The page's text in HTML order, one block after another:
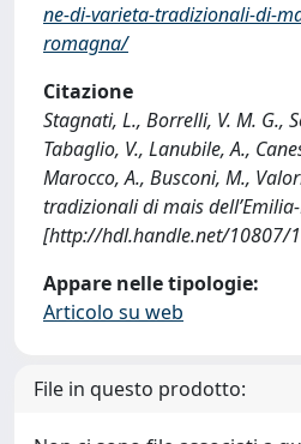
ne-di-varieta-tradizionali-di-
romagna/
Citazione
Stagnati, L., Borrelli, V. M. G.,
Tabaglio, V., Lanubile, A.,
Marocco, A., Busconi, M.,
tradizionali di mais
[http://hdl.handle.net/10807/
Appare nelle tipologie:
Articolo su web
File in questo prodotto: